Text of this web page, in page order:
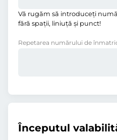
Vă rugăm să introduceţi
fără spații, liniuţă și punct!
Repetarea numărului de
Începutul